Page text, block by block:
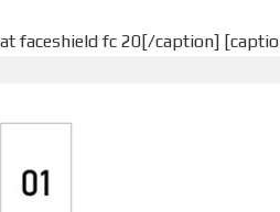
faceshield fc 20[/caption]